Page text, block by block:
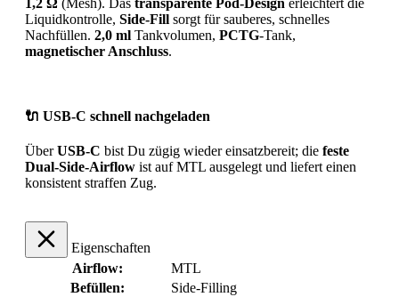
Liquidkontrolle, Side-Fill sorgt für sauberes, schnelles
Nachfüllen. 2,0 ml Tankvolumen, PCTG-Tank,
magnetischer Anschluss.
🔌 USB-C schnell nachgeladen
ÜberUSB-C bist Du zügig wieder einsatzbereit; die feste
Dual-Side-Airflow ist auf MTL ausgelegt und liefert einen
konsistent straffen Zug.
Eigenschaften
Airflow:
MTL
Befüllen:
Side-Filling